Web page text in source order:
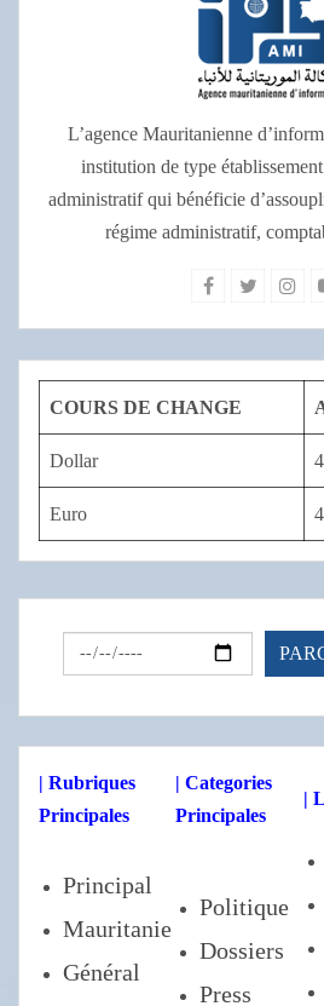
L’agence Mauritanienne
institution de type
administratif qui bénéficie
régime administratif,
COURS DE CHANGE
Dollar
Euro
| Rubriques
Principales
| Categories
Principales
|
Principal
Mauritanie
Général
Politique
Dossiers
Press